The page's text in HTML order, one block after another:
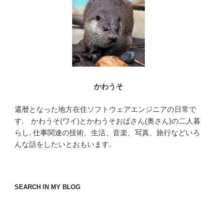
かわうそ
還暦となった地方在住ソフトウェアエンジニアの日常で
す. かわうそ(ワイ)とかわうそおばさん(奥さん)の二人暮
らし. 仕事関連の技術、生活、音楽、写真、旅行などいろ
んな話をしたいとおもいます.
SEARCH IN MY BLOG